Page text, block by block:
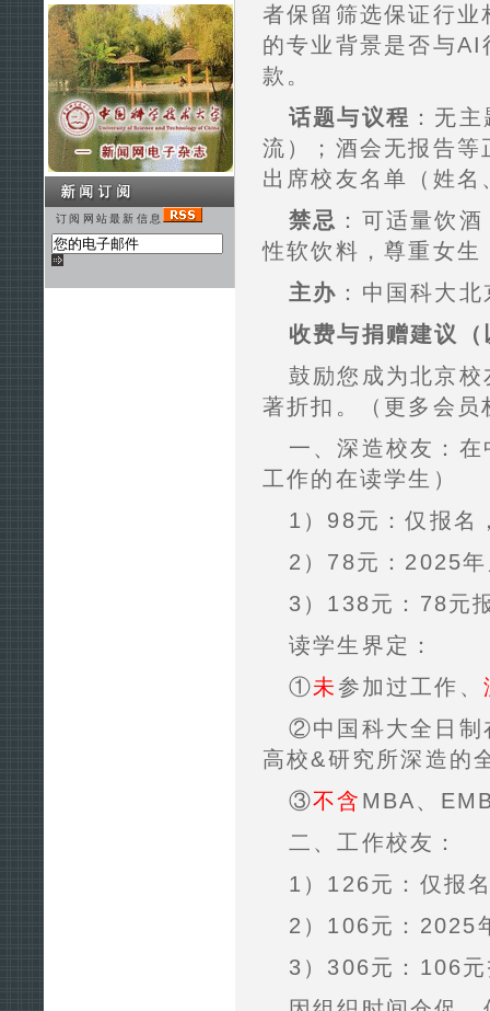
订阅网站最新信息
者保留筛选保证行
的专业背景是否与
款。
话题与议程 ：无
流）；酒会无报告
出席校友名单（姓
禁忌 ：可适量饮
性软饮料，尊重女生
主办 ：中国科大
收费与捐赠建议
鼓励您成为北京
著折扣。（更多会员
一、深造校友：
工作的在读学生）
1）98元：仅报名
2）78元：2025
3）138元：78元
读学生界定：
①未参加过工作、
②中国科大全日制
高校&研究所深造的
③不含 MBA、
二、工作校友：
1）126元：仅报
2）106元：2025
3）306元：106